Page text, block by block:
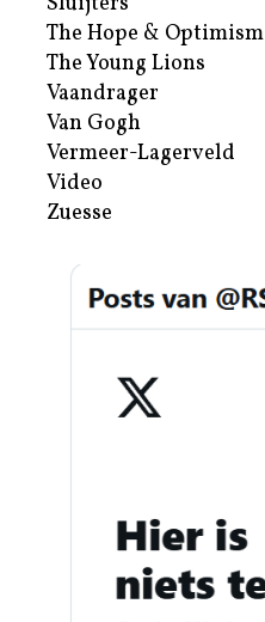
The Hope &
The Young Lions
Vaandrager
Van Gogh
Vermeer-Lagerveld
Video
Zuesse